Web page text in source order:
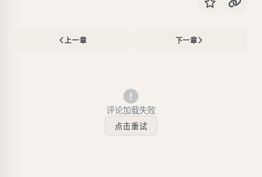
上一章 下一章
评论加载失败
点击重试